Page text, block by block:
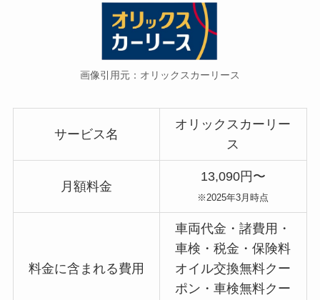
画像引用元：オリックスカーリース
サービス名
オリックスカーリー
ス
月額料金
13,090円〜
※2025年3月時点
料金に含まれる費用
車両代金・諸費用・
車検・税金・保険料
オイル交換無料クー
ポン・車検無料クー